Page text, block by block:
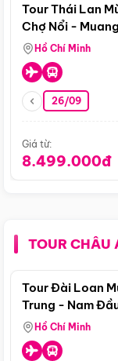
Tour Thái Lan
Chợ Nổi -
Hồ Chí Minh
26/09
Giá từ:
8.499.000đ
TOUR CHÂU
Tour Đài Loan
Trung - Nam
Hồ Chí Minh